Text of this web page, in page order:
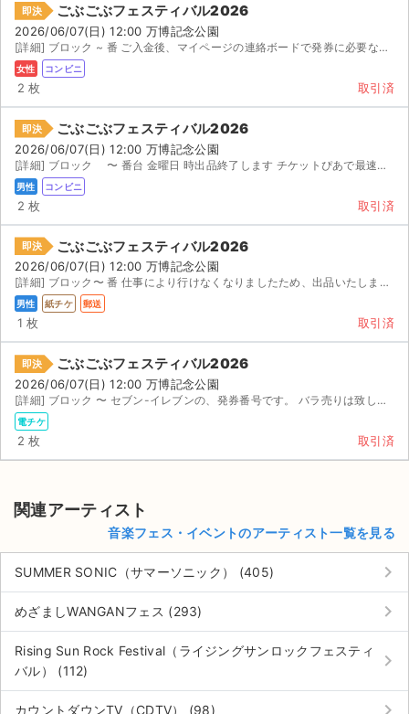
即決 ごぶごぶフェスティバル2026
2026/06/07(日) 12:00 万博記念公園
[詳細] ブロック ~ 番 ご入金後、マイページの連絡ボードで発券に必要な情報をお知らせし...
女性 コンビニ
2 枚 取引済
即決 ごぶごぶフェスティバル2026
2026/06/07(日) 12:00 万博記念公園
[詳細] ブロック 〜 番台 金曜日 時出品終了します チケットぴあで最速当選の 枚...
男性 コンビニ
2 枚 取引済
即決 ごぶごぶフェスティバル2026
2026/06/07(日) 12:00 万博記念公園
[詳細] ブロック〜 番 仕事により行けなくなりましたため、出品いたします。 本日 時までのご購入...
男性 紙チケ 郵送
1 枚 取引済
即決 ごぶごぶフェスティバル2026
2026/06/07(日) 12:00 万博記念公園
[詳細] ブロック 〜 セブン-イレブンの、発券番号です。 バラ売りは致しません。
電チケ
2 枚 取引済
関連アーティスト
音楽フェス・イベントのアーティスト一覧を見る
SUMMER SONIC（サマーソニック） (405) keyboard_arrow_right
めざましWANGANフェス (293) keyboard_arrow_right
Rising Sun Rock Festival（ライジングサンロックフェスティ
バル） (112)
keyboard_arrow_right
カウントダウンTV（CDTV） (98)